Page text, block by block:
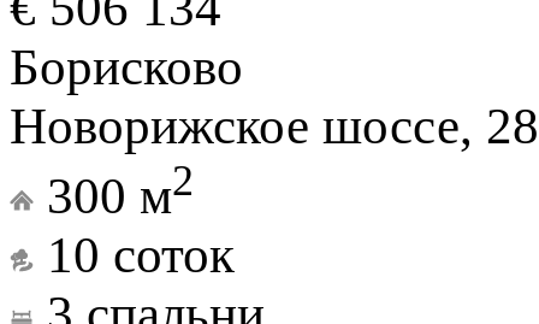
Борисково
Новорижское шоссе,
300 м2
10 соток